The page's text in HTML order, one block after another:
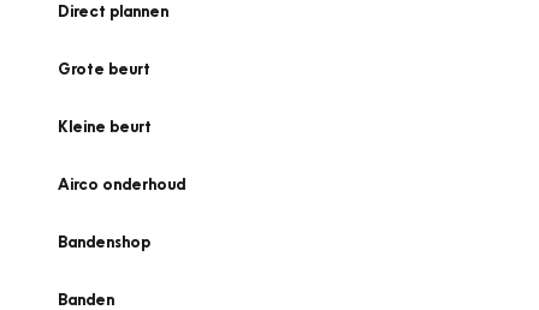
Direct plannen
Grote beurt
Kleine beurt
Airco onderhoud
Bandenshop
Banden